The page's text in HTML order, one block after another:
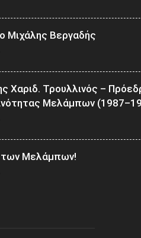
Μιχάλης Βεργαδής
Χαριδ. Τρουλλινός –
Μελάμπων
των Μελάμπων!